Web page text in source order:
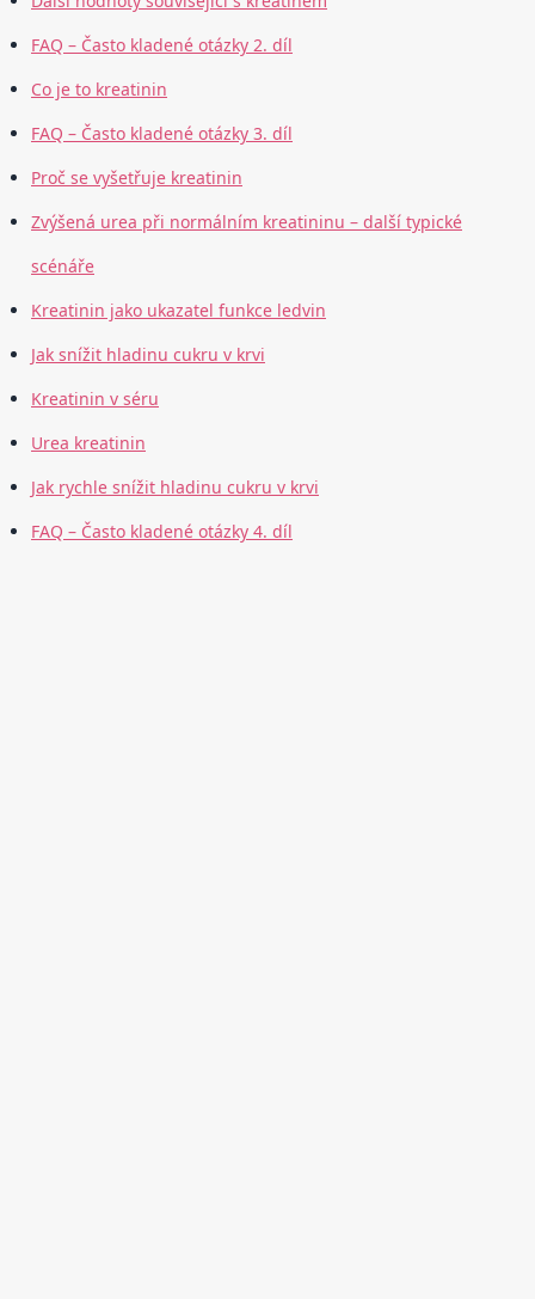
FAQ – Často kladené otázky 2. díl
Co je to kreatinin
FAQ – Často kladené otázky 3. díl
Proč se vyšetřuje kreatinin
Zvýšená urea při normálním kreatininu – další typické
scénáře
Kreatinin jako ukazatel funkce ledvin
Jak snížit hladinu cukru v krvi
Kreatinin v séru
Urea kreatinin
Jak rychle snížit hladinu cukru v krvi
FAQ – Často kladené otázky 4. díl